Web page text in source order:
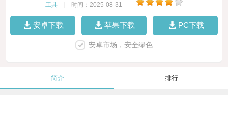
工具 时间：2025-08-31
安卓下载 苹果下载 PC下载
安卓市场，安全绿色
简介 排行